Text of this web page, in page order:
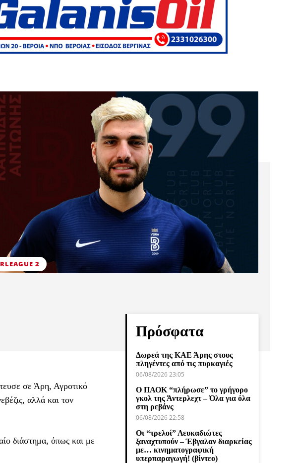
2
σε Άρη, Αγροτικό
αλλά και τον
διάστημα, όπως και με
Πρόσφατα
Δωρεά της ΚΑΕ Άρης στους
πληγέντες από τις πυρκαγιές
06/08/2026 23:05
Ο ΠΑΟΚ “πλήρωσε” το γρήγορο
γκολ της Άντερλεχτ – Όλα για όλα
στη ρεβάνς
06/08/2026 22:58
Οι “τρελοί” Λευκαδιώτες
ξαναχτυπούν – Έβγαλαν διαρκείας
με… κινηματογραφική
υπερπαραγωγή! (βίντεο)